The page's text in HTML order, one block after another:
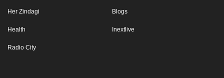
Her Zindagi Blogs
Health Inextlive
Radio City